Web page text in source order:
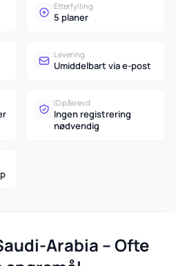
Etterfylling
5 planer
Levering
Umiddelbart via e-post
ID påkrevd
Ingen registrering
nødvendig
Arabia – Ofte